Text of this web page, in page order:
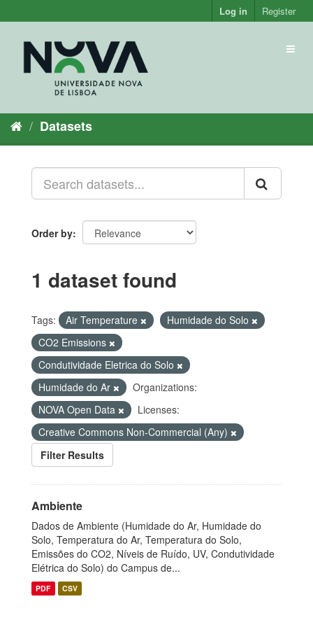
to
Log in Register
Datasets
Order by
1 dataset found
Tags: Air Temperature
Humidade do Solo
CO2 Emissions
Condutividade Eletrica do Solo
Humidade do Ar
Organizations:
NOVA Open Data
Licenses:
Creative Commons Non-Commercial (Any)
Filter Results
Ambiente
Dados de Ambiente (Humidade do Ar, Humidade do
Solo, Temperatura do Ar, Temperatura do Solo,
Emissões do CO2, Níveis de Ruído, UV, Condutividade
Elétrica do Solo) do Campus de...
PDF CSV